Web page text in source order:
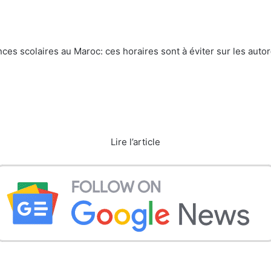
scolaires au Maroc: ces horaires sont à éviter sur les
Lire l’article